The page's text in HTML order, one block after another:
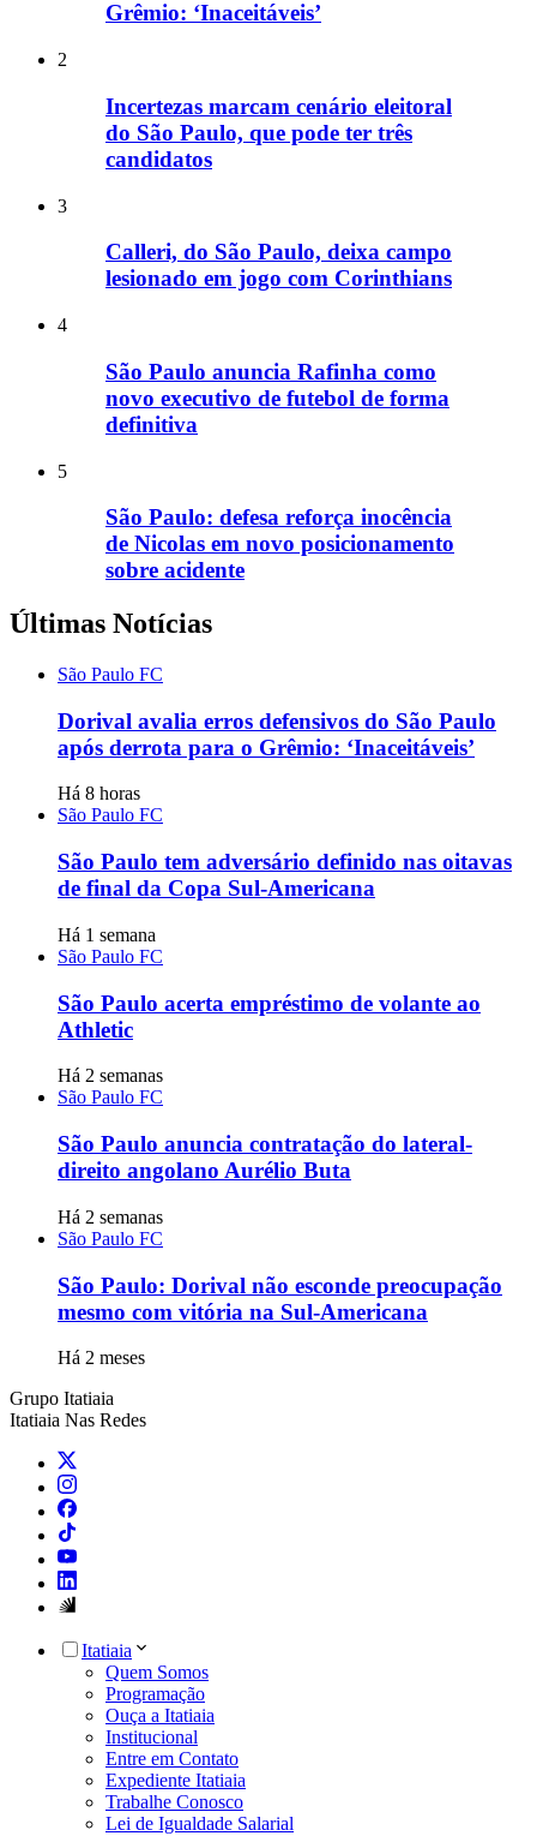
Grêmio: ‘Inaceitáveis’
2
Incertezas marcam cenário eleitoral
do São Paulo, que pode ter três
candidatos
3
Calleri, do São Paulo, deixa campo
lesionado em jogo com Corinthians
4
São Paulo anuncia Rafinha como
novo executivo de futebol de forma
definitiva
5
São Paulo: defesa reforça inocência
de Nicolas em novo posicionamento
sobre acidente
Últimas Notícias
São Paulo FC
Dorival avalia erros defensivos do São Paulo
após derrota para o Grêmio: ‘Inaceitáveis’
Há 8 horas
São Paulo FC
São Paulo tem adversário definido nas oitavas
de final da Copa Sul-Americana
Há 1 semana
São Paulo FC
São Paulo acerta empréstimo de volante ao
Athletic
Há 2 semanas
São Paulo FC
São Paulo anuncia contratação do lateral-
direito angolano Aurélio Buta
Há 2 semanas
São Paulo FC
São Paulo: Dorival não esconde preocupação
mesmo com vitória na Sul-Americana
Há 2 meses
Grupo Itatiaia
Itatiaia Nas Redes
Itatiaia
Quem Somos
Programação
Ouça a Itatiaia
Institucional
Entre em Contato
Expediente Itatiaia
Trabalhe Conosco
Lei de Igualdade Salarial